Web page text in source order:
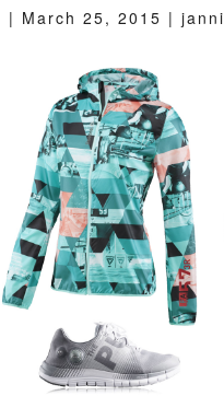
| March 25, 2015 | janni